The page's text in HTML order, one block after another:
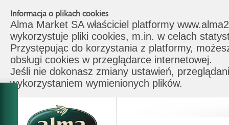
Informacja o plikach cookies
Alma Market SA właściciel platformy
wykorzystuje pliki cookies, m.in. w celach
Przystępując do korzystania z platformy,
obsługi cookies w przeglądarce internetowej.
Jeśli nie dokonasz zmiany ustawień,
wykorzystaniem wymienionych plików.